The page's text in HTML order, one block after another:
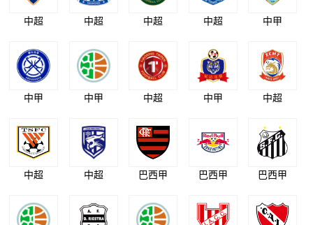
中超 中超 中超 中超 中甲
中甲 中甲 中超 中甲 中超
中超 中超 巴西甲 巴西甲 巴西甲